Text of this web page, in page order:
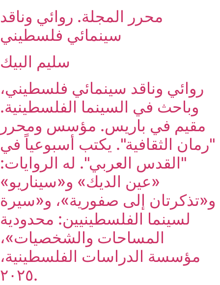
محرر المجلة. روائي وناقد
سينمائي فلسطيني
سليم البيك
روائي وناقد سينمائي فلسطيني،
وباحث في السينما الفلسطينية.
مقيم في باريس. مؤسس ومحرر
"رمان الثقافية". يكتب أسبوعياً في
"القدس العربي". له الروايات:
«عين الديك» و«سيناريو»
و«تذكرتان إلى صفورية»، و«سيرة
لسينما الفلسطينيين: محدودية
المساحات والشخصيات»،
مؤسسة الدراسات الفلسطينية،
٢٠٢٥.